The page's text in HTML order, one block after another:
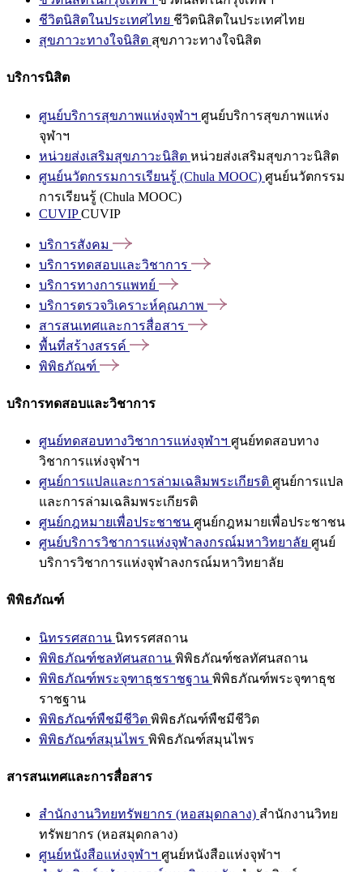
ชีวิตนิสิตในประเทศไทย ชีวิตนิสิตในประเทศไทย
สุขภาวะทางใจนิสิต สุขภาวะทางใจนิสิต
บริการนิสิต
ศูนย์บริการสุขภาพแห่งจุฬาฯ ศูนย์บริการสุขภาพแห่ง
จุฬาฯ
หน่วยส่งเสริมสุขภาวะนิสิต หน่วยส่งเสริมสุขภาวะนิสิต
ศูนย์นวัตกรรมการเรียนรู้ (Chula MOOC) ศูนย์นวัตกรรม
การเรียนรู้ (Chula MOOC)
CUVIPCUVIP
บริการสังคม
บริการทดสอบและวิชาการ
บริการทางการแพทย์
บริการตรวจวิเคราะห์คุณภาพ
สารสนเทศและการสื่อสาร
พื้นที่สร้างสรรค์
พิพิธภัณฑ์
บริการทดสอบและวิชาการ
ศูนย์ทดสอบทางวิชาการแห่งจุฬาฯ ศูนย์ทดสอบทาง
วิชาการแห่งจุฬาฯ
ศูนย์การแปลและการล่ามเฉลิมพระเกียรติ ศูนย์การแปล
และการล่ามเฉลิมพระเกียรติ
ศูนย์กฎหมายเพื่อประชาชน ศูนย์กฎหมายเพื่อประชาชน
ศูนย์บริการวิชาการแห่งจุฬาลงกรณ์มหาวิทยาลัย ศูนย์
บริการวิชาการแห่งจุฬาลงกรณ์มหาวิทยาลัย
พิพิธภัณฑ์
นิทรรศสถาน นิทรรศสถาน
พิพิธภัณฑ์ชลทัศนสถาน พิพิธภัณฑ์ชลทัศนสถาน
พิพิธภัณฑ์พระจุฑาธุชราชฐาน พิพิธภัณฑ์พระจุฑาธุช
ราชฐาน
พิพิธภัณฑ์พืชมีชีวิต พิพิธภัณฑ์พืชมีชีวิต
พิพิธภัณฑ์สมุนไพร พิพิธภัณฑ์สมุนไพร
สารสนเทศและการสื่อสาร
สำนักงานวิทยทรัพยากร (หอสมุดกลาง) สำนักงานวิทย
ทรัพยากร (หอสมุดกลาง)
ศูนย์หนังสือแห่งจุฬาฯ ศูนย์หนังสือแห่งจุฬาฯ